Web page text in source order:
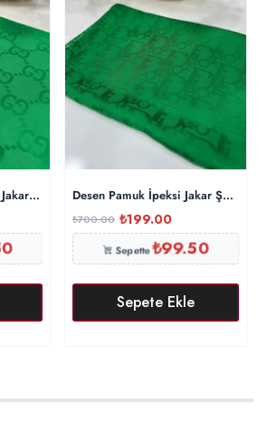
Şal – BenettonDesen Pamuk İpeksi Jakar Şal
₺700.00 ₺199.00
Sepette₺99.50
Sepete Ekle